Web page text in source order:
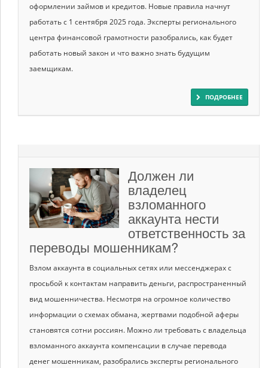
оформлении займов и кредитов. Новые правила начнут
работать с 1 сентября 2025 года. Эксперты регионального
центра финансовой грамотности разобрались, как будет
работать новый закон и что важно знать будущим
заемщикам.
ПОДРОБНЕЕ
Должен ли
владелец
взломанного
аккаунта нести
ответственность за
переводы мошенникам?
Взлом аккаунта в социальных сетях или мессенджерах с
просьбой к контактам направить деньги, распространенный
вид мошенничества. Несмотря на огромное количество
информации о схемах обмана, жертвами подобной аферы
становятся сотни россиян. Можно ли требовать с владельца
взломанного аккаунта компенсации в случае перевода
денег мошенникам, разобрались эксперты регионального